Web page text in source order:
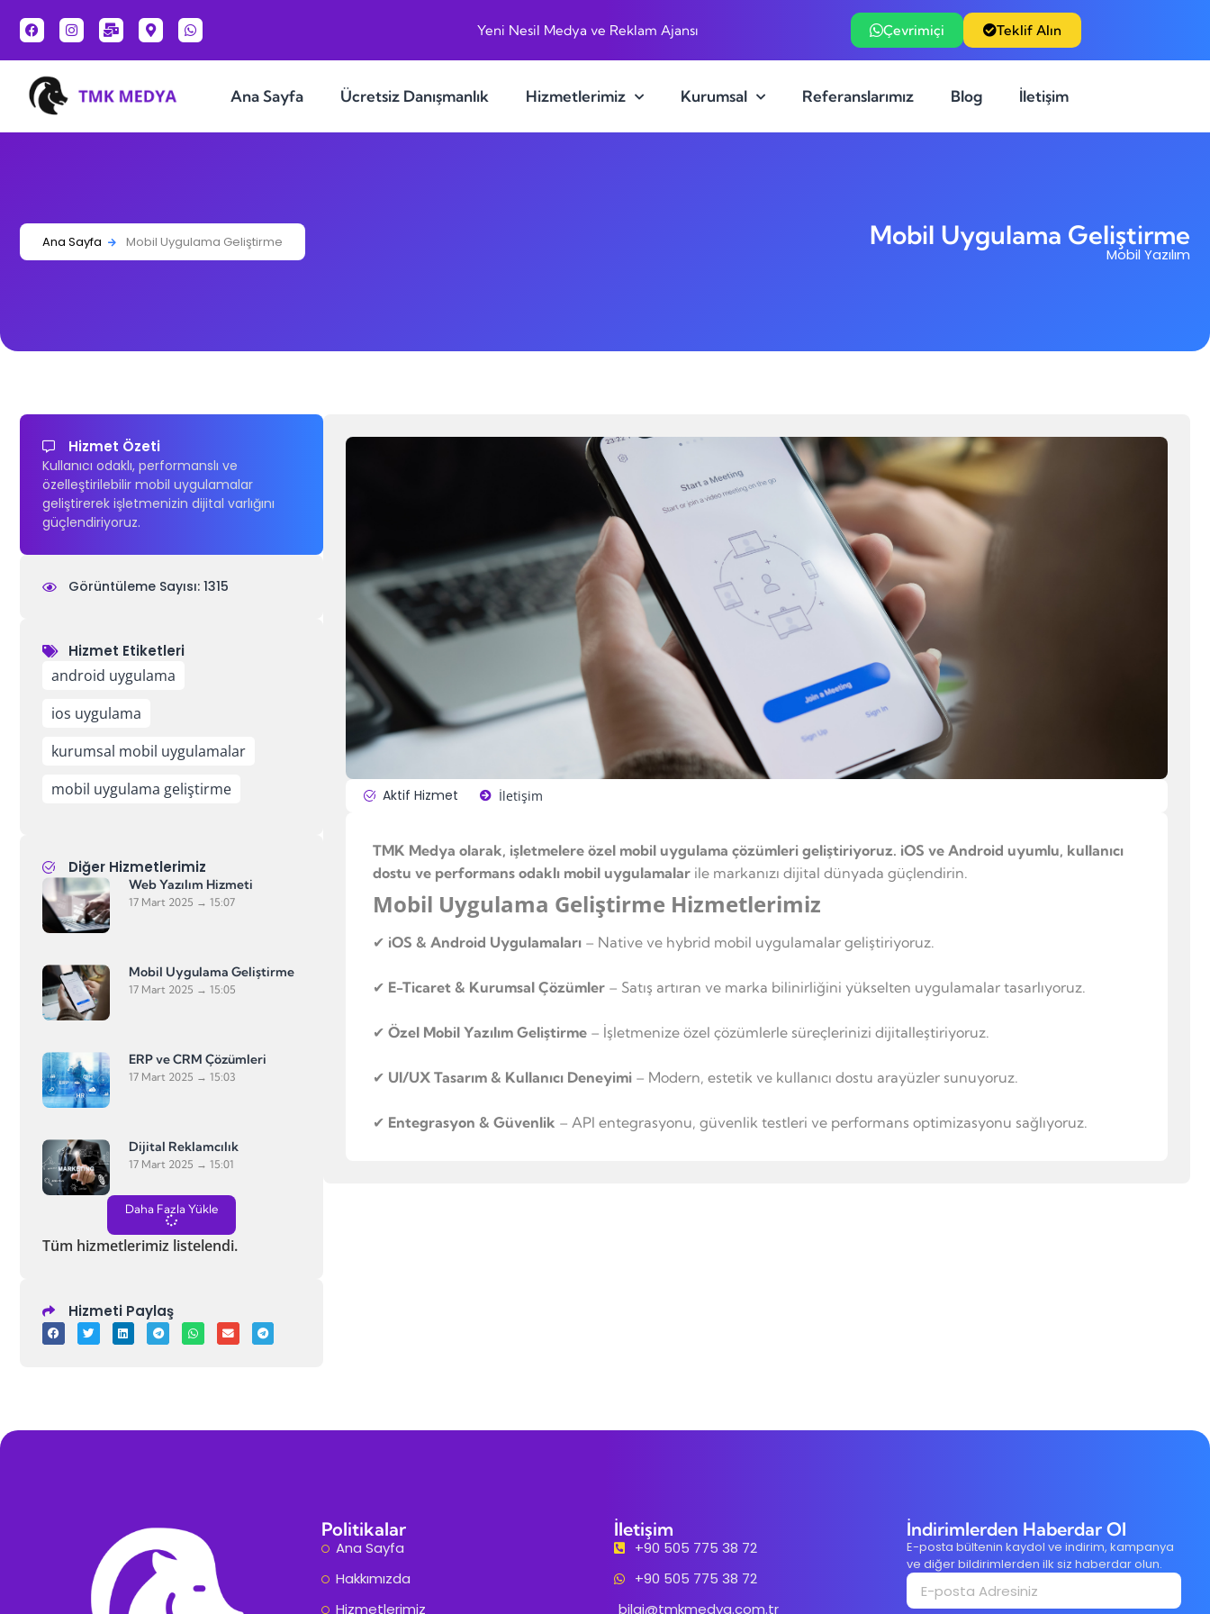
Yeni Nesil Medya ve Reklam Ajansı Çevrimiçi Teklif Alın
Ana Sayfa Ücretsiz Danışmanlık Hizmetlerimiz Kurumsal Referanslarımız Blog İletişim
Ana Sayfa Mobil Uygulama Geliştirme Mobil Uygulama Geliştirme
Mobil Yazılım
Hizmet Özeti
Kullanıcı odaklı, performanslı ve
özelleştirilebilir mobil uygulamalar
geliştirerek işletmenizin dijital varlığını
güçlendiriyoruz.
Görüntüleme Sayısı: 1315
Hizmet Etiketleri
android uygulama
ios uygulama
kurumsal mobil uygulamalar
mobil uygulama geliştirme
Diğer Hizmetlerimiz
Web Yazılım Hizmeti
17 Mart 2025 15:07
Mobil Uygulama Geliştirme
17 Mart 2025 15:05
ERP ve CRM Çözümleri
17 Mart 2025 15:03
Dijital Reklamcılık
17 Mart 2025 15:01
Daha Fazla Yükle
Tüm hizmetlerimiz listelendi.
Hizmeti Paylaş
Aktif Hizmet İletişim
TMK Medya olarak, işletmelere özel mobil uygulama çözümleri geliştiriyoruz. iOS ve Android uyumlu, kullanıcı
dostu ve performans odaklı mobil uygulamalar ile markanızı dijital dünyada güçlendirin.
Mobil Uygulama Geliştirme Hizmetlerimiz
✔ iOS & Android Uygulamaları – Native ve hybrid mobil uygulamalar geliştiriyoruz.
✔ E-Ticaret & Kurumsal Çözümler – Satış artıran ve marka bilinirliğini yükselten uygulamalar tasarlıyoruz.
✔Özel Mobil Yazılım Geliştirme – İşletmenize özel çözümlerle süreçlerinizi dijitalleştiriyoruz.
✔ UI/UX Tasarım & Kullanıcı Deneyimi – Modern, estetik ve kullanıcı dostu arayüzler sunuyoruz.
✔ Entegrasyon & Güvenlik – API entegrasyonu, güvenlik testleri ve performans optimizasyonu sağlıyoruz.
Politikalar
Ana Sayfa
Hakkımızda
Hizmetlerimiz
İletişim
+90 505 775 38 72
+90 505 775 38 72
bilgi@tmkmedya.com.tr
İndirimlerden Haberdar Ol
E-posta bültenin kaydol ve indirim, kampanya
ve diğer bildirimlerden ilk siz haberdar olun.